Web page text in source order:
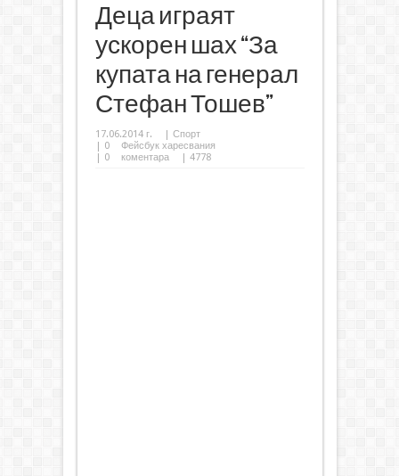
Деца играят
ускорен шах “За
купата на генерал
Стефан Тошев”
17.06.2014 г. | Спорт
| 0
Фейсбук харесвания
| 0 коментара | 4778